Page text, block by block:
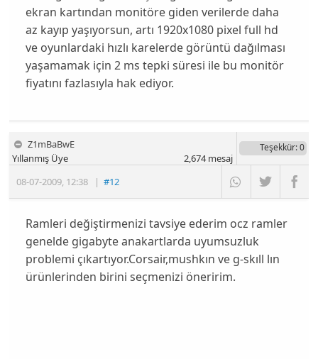
ekran kartından monitöre giden verilerde daha
az kayıp yaşıyorsun, artı 1920x1080 pixel full hd
ve oyunlardaki hızlı karelerde görüntü dağılması
yaşamamak için 2 ms tepki süresi ile bu monitör
fiyatını fazlasıyla hak ediyor.
Z1mBaBwE
08-07-2009, 12:38 |#12
Yıllanmış Üye
Teşekkür: 0
2,674mesaj
Ramleri değiştirmenizi tavsiye ederim ocz ramler
genelde gigabyte anakartlarda uyumsuzluk
problemi çıkartıyor.Corsair,mushkın ve g-skıll lın
ürünlerinden birini seçmenizi öneririm.